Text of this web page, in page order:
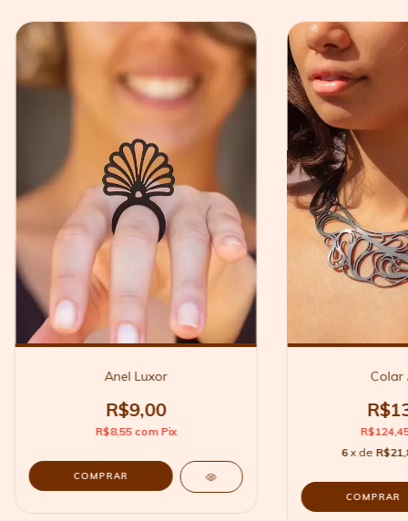
Anel Luxor
R$9,00
R$8,55 com Pix
COMPRAR
Colar
6 x de